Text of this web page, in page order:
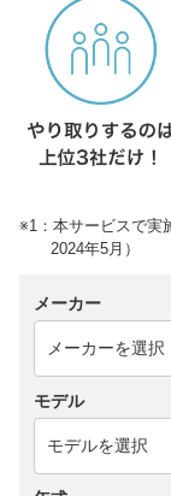
※1：本サービスで実
2024年5月）
メーカー
モデル